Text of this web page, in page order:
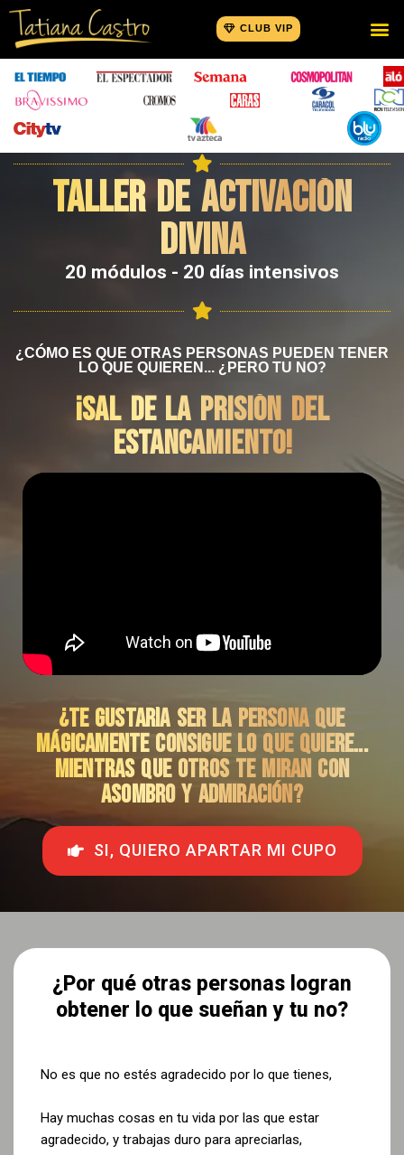
CLUB VIP
TALLER DE ACTIVACIÓN
DIVINA
20 módulos - 20 días intensivos
¿CÓMO ES QUE OTRAS PERSONAS PUEDEN TENER
LO QUE QUIEREN... ¿PERO TU NO?
¡SAL DE LA PRISIÓN DEL
ESTANCAMIENTO!
¿Te gustaría ser la persona que
mágicamente consigue lo que quiere...
mientras que otros te miran con
asombro y Admiración?
SI, QUIERO APARTAR MI CUPO
¿Por qué otras personas logran
obtener lo que sueñan y tu no?
No es que no estés agradecido por lo que tienes,
Hay muchas cosas en tu vida por las que estar
agradecido, y trabajas duro para apreciarlas,